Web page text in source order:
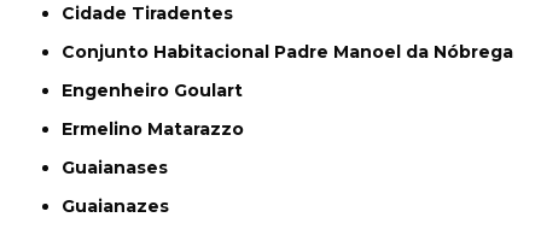
Cidade Tiradentes
Conjunto Habitacional Padre Manoel da Nóbrega
Engenheiro Goulart
Ermelino Matarazzo
Guaianases
Guaianazes